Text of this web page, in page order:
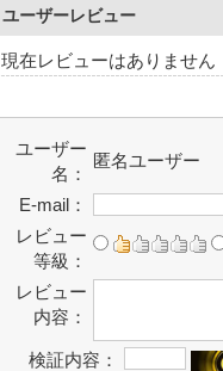
ユーザーレビュー
現在レビューはありません
ユーザー
名：
匿名ユーザー
E-mail：
レビュー
等級：
レビュー
内容：
検証内容：